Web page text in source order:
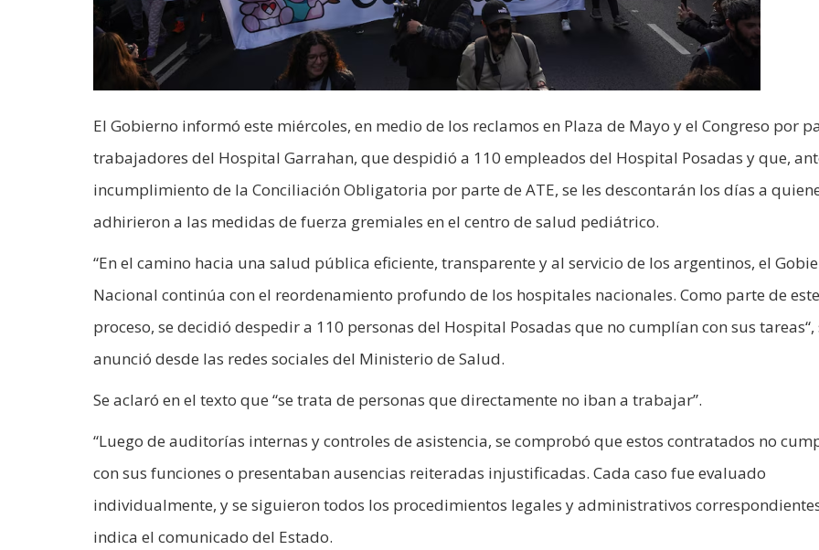
El Gobierno informó este miércoles, en medio de los reclamos en Plaza de Mayo y el Congreso por
trabajadores del Hospital Garrahan, que despidió a 110 empleados del Hospital Posadas y que,
incumplimiento de la Conciliación Obligatoria por parte de ATE, se les descontarán los días a
adhirieron a las medidas de fuerza gremiales en el centro de salud pediátrico.
“En el camino hacia una salud pública eficiente, transparente y al servicio de los argentinos, el
Nacional continúa con el reordenamiento profundo de los hospitales nacionales. Como parte de este
proceso, se decidió despedir a 110 personas del Hospital Posadas que no cumplían con sus tareas“,
anunció desde las redes sociales del Ministerio de Salud.
Se aclaró en el texto que “se trata de personas que directamente no iban a trabajar”.
“Luego de auditorías internas y controles de asistencia, se comprobó que estos contratados no
con sus funciones o presentaban ausencias reiteradas injustificadas. Cada caso fue evaluado
individualmente, y se siguieron todos los procedimientos legales y administrativos
indica el comunicado del Estado.